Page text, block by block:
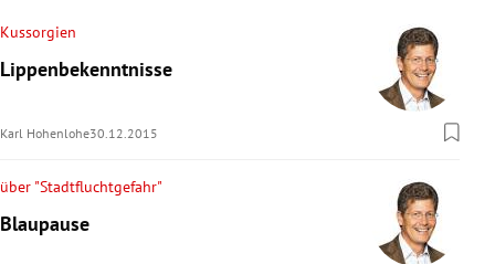
Untermenü
Kussorgien
Lippenbekenntnisse
Karl Hohenlohe30.12.2015
über "Stadtfluchtgefahr"
Blaupause